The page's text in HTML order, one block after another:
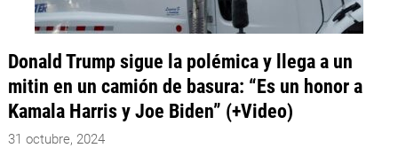
Donald Trump sigue la polémica y llega a un
mitin en un camión de basura: “Es un honor a
Kamala Harris y Joe Biden” (+Video)
31 octubre, 2024